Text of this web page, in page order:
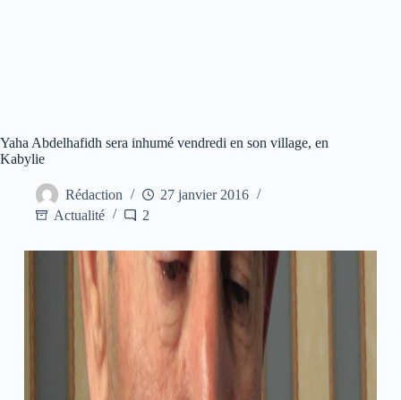
Yaha Abdelhafidh sera inhumé vendredi en son village, en
Kabylie
Rédaction
27 janvier 2016
Actualité
2